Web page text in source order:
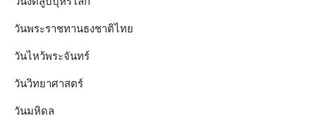
วันพระราชทานธงชาติไทย
วันไหว้พระจันทร์​
วันวิทยาศาสตร์
วันมหิดล